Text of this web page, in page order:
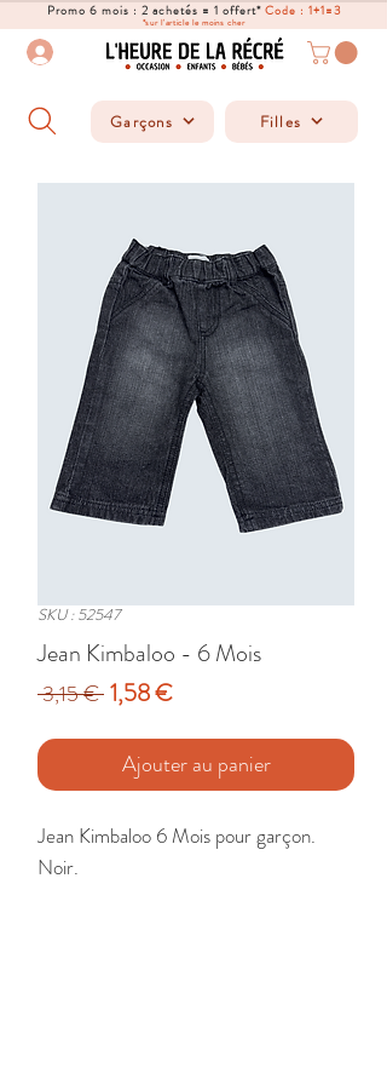
Promo 6 mois : 2 achetés = 1 offert*Code : 1+1=3
*sur l'article le moins cher
Garçons Filles
SKU : 52547
Jean Kimbaloo - 6 Mois
3,15 € Prix
1,58 €Prix
Ajouter au panier
Jean Kimbaloo 6 Mois pour garçon.
Noir.